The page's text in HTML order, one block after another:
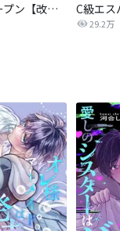
ワイドオープン【改訂版】 C級エス
29.2万